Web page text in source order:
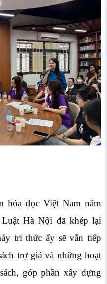
hóa đọc Việt Nam năm
Hà Nội đã khép lại
tri thức ấy sẽ vẫn tiếp
trợ giá và những hoạt
góp phần xây dựng